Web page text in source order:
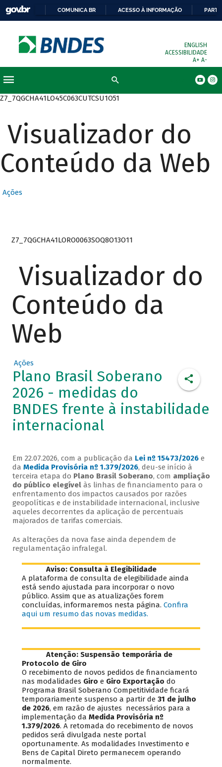
COMUNICA BR ACESSO À INFORMAÇÃO
ENGLISH
ACESSIBILIDADE
A+ A-
Z7_7QGCHA41LO45C063CUTCSU1O51
Visualizador do
Conteúdo da Web
Ações
Z7_7QGCHA41LORO0063SOQ8O13O11
Visualizador do
Conteúdo da
Web
Ações
Plano Brasil Soberano
2026 - medidas do
BNDES frente à instabilidade
internacional
Em 22.07.2026, com a publicação da Lei nº 15473/2026e
da Medida Provisória nº 1.379/2026, deu-se início à
terceira etapa do Plano Brasil Soberano, com ampliação
do público elegívelàs linhas de financiamento para o
enfrentamento dos impactos causados por razões
geopolíticas e de instabilidade internacional, inclusive
aqueles decorrentes da aplicação de percentuais
majorados de tarifas comerciais.
As alterações da nova fase ainda dependem de
regulamentação infralegal.
Aviso: Consulta à Elegibilidade
A plataforma de consulta de elegibilidade ainda
está sendo ajustada para incorporar o novo
público. Assim que as atualizações forem
concluídas, informaremos nesta página.Confira
aqui um resumo das novas medidas.
Atenção: Suspensão temporária de
Protocolo de Giro
O recebimento de novos pedidos de financiamento
nas modalidades Giro e Giro Exportação do
Programa Brasil Soberano Competitividade ficará
temporariamente suspenso a partir de31 de julho
de 2026, em razão de ajustes necessários para a
implementação daMedida Provisória nº
1.379/2026. A retomada do recebimento de novos
pedidos será divulgada neste portal
oportunamente. As modalidades Investimento e
Bens de Capital Direto permanecem operando
normalmente.